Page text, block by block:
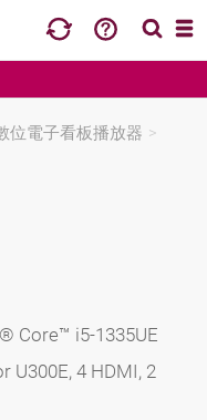
位電子看板播放器 >
Core™ i5-1335UE
U300E, 4 HDMI, 2